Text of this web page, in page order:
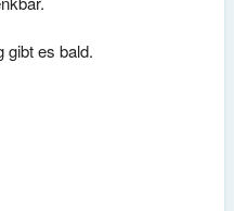
gibt es bald.